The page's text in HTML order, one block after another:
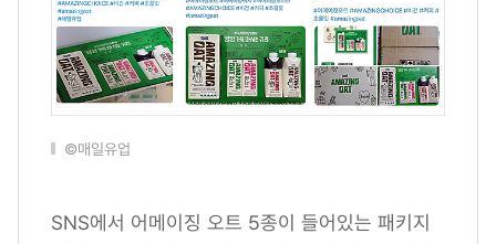
©매일유업
SNS에서 어메이징 오트 5종이 들어있는 패키지